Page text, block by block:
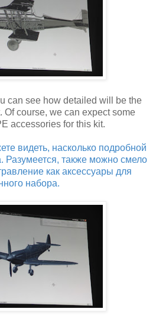
can see how detailed will be the
Of course, we can expect some
accessories for this kit.
видеть, насколько подробной
Разумеется, также можно смело
как аксессуары для
набора.